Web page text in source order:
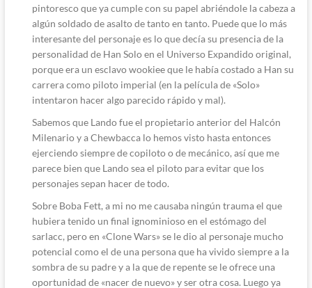
pintoresco que ya cumple con su papel abriéndole la cabeza a
algún soldado de asalto de tanto en tanto. Puede que lo más
interesante del personaje es lo que decía su presencia de la
personalidad de Han Solo en el Universo Expandido original,
porque era un esclavo wookiee que le había costado a Han su
carrera como piloto imperial (en la película de «Solo»
intentaron hacer algo parecido rápido y mal).
Sabemos que Lando fue el propietario anterior del Halcón
Milenario y a Chewbacca lo hemos visto hasta entonces
ejerciendo siempre de copiloto o de mecánico, así que me
parece bien que Lando sea el piloto para evitar que los
personajes sepan hacer de todo.
Sobre Boba Fett, a mi no me causaba ningún trauma el que
hubiera tenido un final ignominioso en el estómago del
sarlacc, pero en «Clone Wars» se le dio al personaje mucho
potencial como el de una persona que ha vivido siempre a la
sombra de su padre y a la que de repente se le ofrece una
oportunidad de «nacer de nuevo» y ser otra cosa. Luego ya